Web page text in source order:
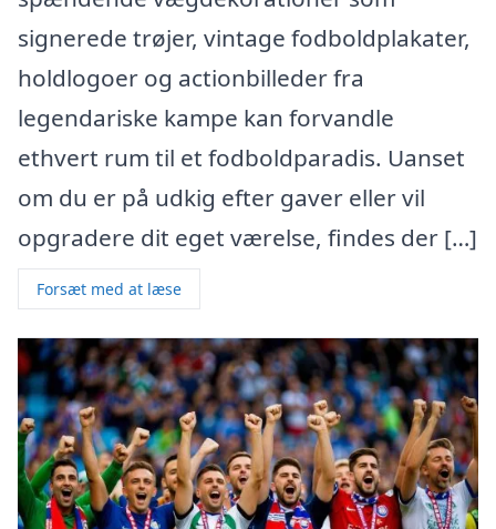
signerede trøjer, vintage fodboldplakater,
holdlogoer og actionbilleder fra
legendariske kampe kan forvandle
ethvert rum til et fodboldparadis. Uanset
om du er på udkig efter gaver eller vil
opgradere dit eget værelse, findes der […]
Forsæt med at læse